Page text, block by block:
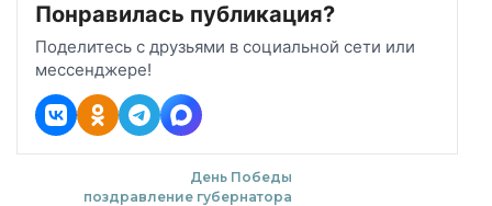
Понравилась публикация?
Поделитесь с друзьями в социальной сети или
мессенджере!
День Победы
поздравление губернатора